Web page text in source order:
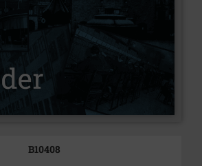
B10408